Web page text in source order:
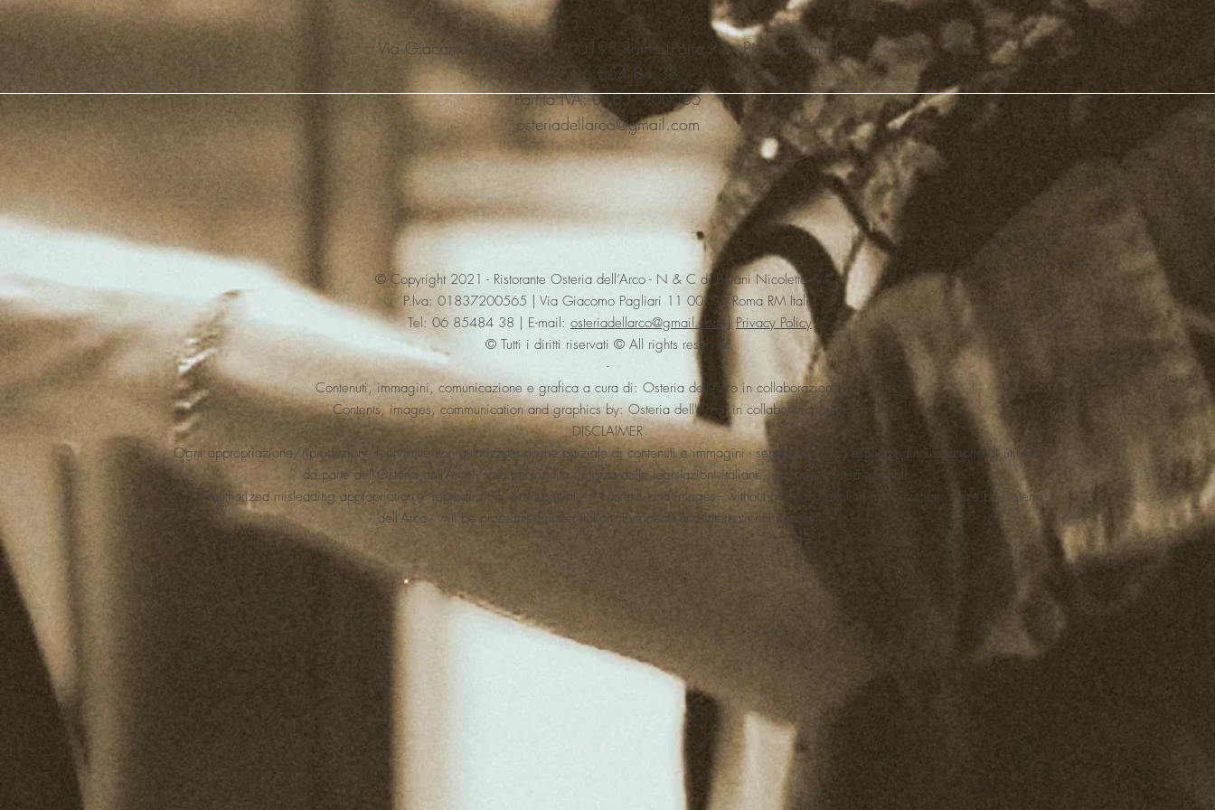
Via Giacomo Pagliari, 11 - 00198 Roma [Porta Pia - Piazza Fiume]
‭+39 06 854 84 38‬
Partita IVA: 01837200565
osteriadellarco@gmail.com
© Copyright 2021 - Ristorante Osteria dell’Arco - N & C di Baiani Nicoletta & C.
P.Iva: 01837200565 | Via Giacomo Pagliari 11 00198 Roma RM Italia
Tel: 06 85484 38 | E-mail: osteriadellarco@gmail.com
Privacy Policy
© Tutti i diritti riservati © All rights reserved
-
Contenuti, immagini, comunicazione e grafica a cura di: Osteria dell'Arco in collaborazione con Yanez
Contents, images, communication and graphics by: Osteria dell'Arco, in collaboration with Yanez
DISCLAIMER
Ogni appropriazione/riproduzione fuorviante non autorizzata anche parziale di contenuti e immagini - senza previa ed esplicita autorizzazione di utilizzo
da parte dell'Osteria dell'Arco - sarà perseguita in forza delle legislazioni italiane, europee e internazionali.
Any unauthorized misleading appropriation / reproduction, even partial, of contents and images - without prior and explicit authorization of use by Osteria
dell'Arco - will be prosecuted under Italian, European and international legislation.